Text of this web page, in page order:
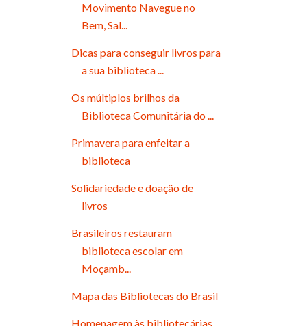
Movimento Navegue no
Bem, Sal...
Dicas para conseguir livros para
a sua biblioteca ...
Os múltiplos brilhos da
Biblioteca Comunitária do ...
Primavera para enfeitar a
biblioteca
Solidariedade e doação de
livros
Brasileiros restauram
biblioteca escolar em
Moçamb...
Mapa das Bibliotecas do Brasil
Homenagem às bibliotecárias